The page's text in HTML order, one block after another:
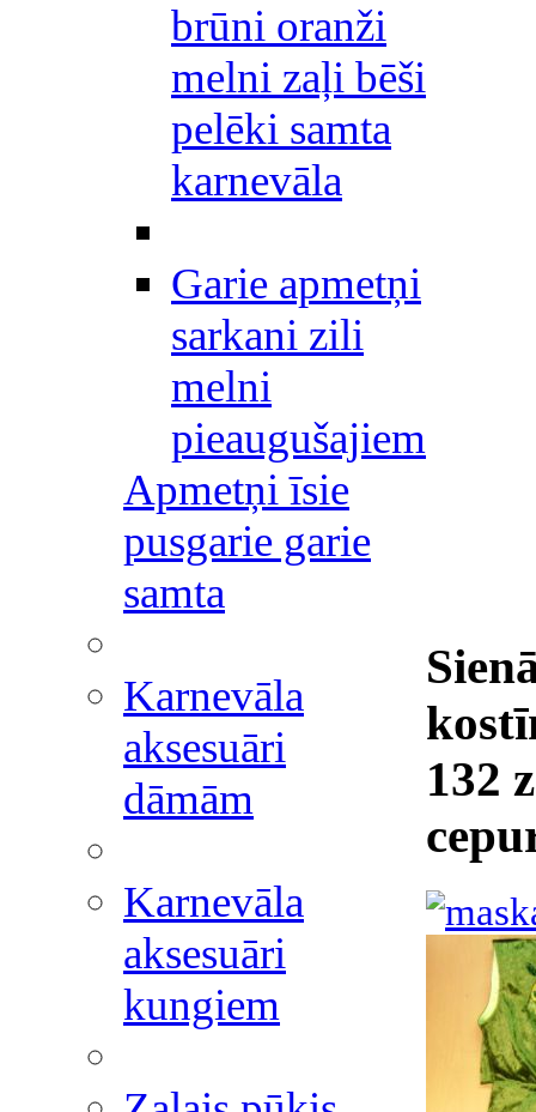
brūni oranži
melni zaļi bēši
pelēki samta
karnevāla
Garie apmetņi
sarkani zili
melni
pieaugušajiem
Apmetņi īsie
pusgarie garie
samta
Karnevāla
aksesuāri
dāmām
Karnevāla
aksesuāri
kungiem
132